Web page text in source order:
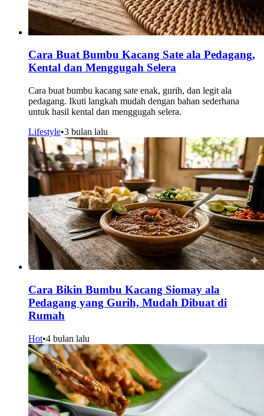
Cara Buat Bumbu Kacang Sate ala Pedagang,
Kental dan Menggugah Selera
Cara buat bumbu kacang sate enak, gurih, dan legit ala
pedagang. Ikuti langkah mudah dengan bahan sederhana
untuk hasil kental dan menggugah selera.
Lifestyle•3 bulan lalu
Cara Bikin Bumbu Kacang Siomay ala
Pedagang yang Gurih, Mudah Dibuat di
Rumah
Hot•4 bulan lalu